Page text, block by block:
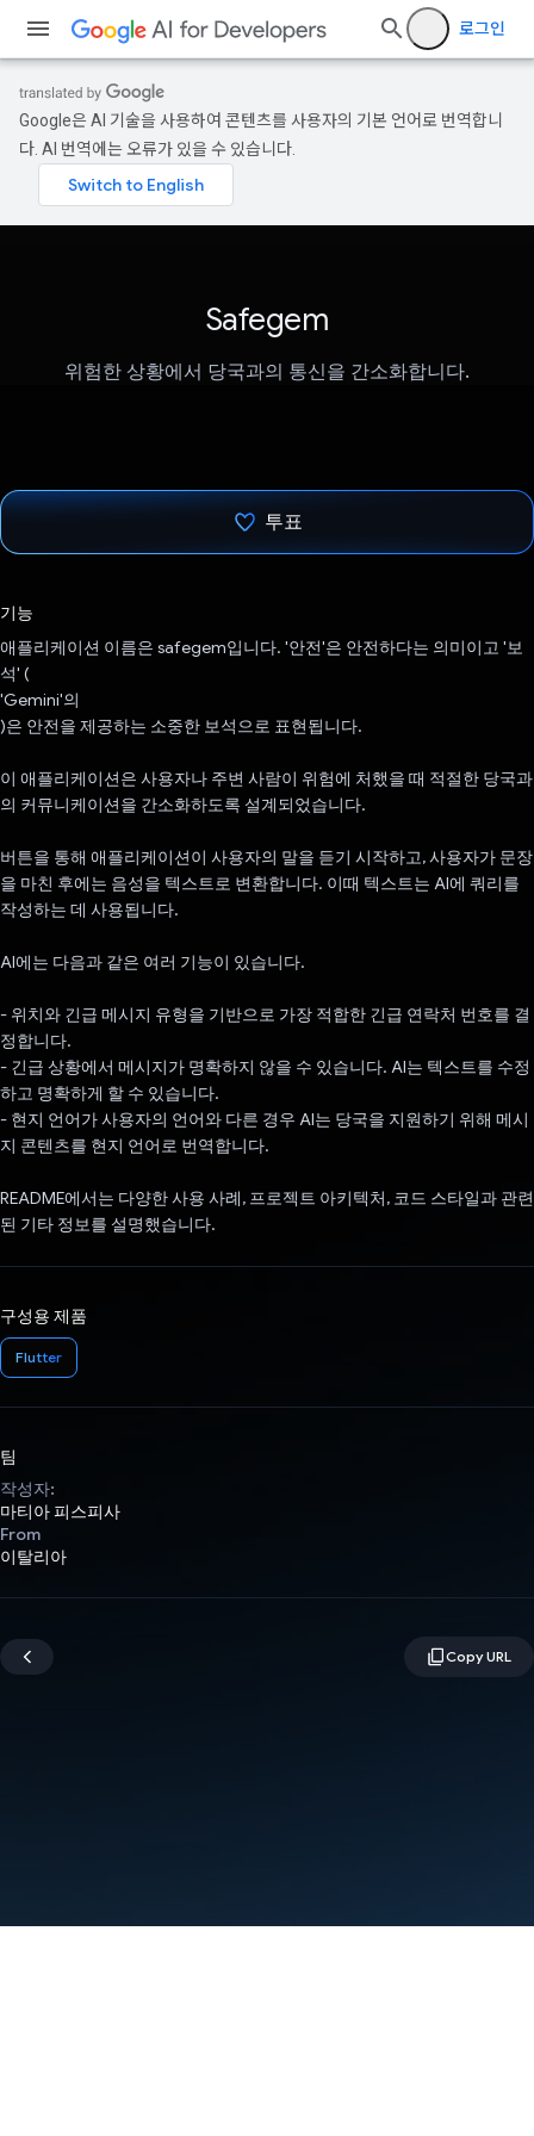
로그인
Google은 AI 기술을 사용하여 콘텐츠를 사용자의 기본 언어로 번역합니
다. AI 번역에는 오류가 있을 수 있습니다.
Safegem
위험한 상황에서 당국과의 통신을 간소화합니다.
투표
기능
애플리케이션 이름은 safegem입니다. '안전'은 안전하다는 의미이고 '보
석' (
'Gemini'의
)은 안전을 제공하는 소중한 보석으로 표현됩니다.
이 애플리케이션은 사용자나 주변 사람이 위험에 처했을 때 적절한 당국과
의 커뮤니케이션을 간소화하도록 설계되었습니다.
버튼을 통해 애플리케이션이 사용자의 말을 듣기 시작하고, 사용자가 문장
을 마친 후에는 음성을 텍스트로 변환합니다. 이때 텍스트는 AI에 쿼리를
작성하는 데 사용됩니다.
AI에는 다음과 같은 여러 기능이 있습니다.
- 위치와 긴급 메시지 유형을 기반으로 가장 적합한 긴급 연락처 번호를 결
정합니다.
- 긴급 상황에서 메시지가 명확하지 않을 수 있습니다. AI는 텍스트를 수정
하고 명확하게 할 수 있습니다.
- 현지 언어가 사용자의 언어와 다른 경우 AI는 당국을 지원하기 위해 메시
지 콘텐츠를 현지 언어로 번역합니다.
README에서는 다양한 사용 사례, 프로젝트 아키텍처, 코드 스타일과 관련
된 기타 정보를 설명했습니다.
구성용 제품
Flutter
팀
작성자:
마티아 피스피사
From
이탈리아